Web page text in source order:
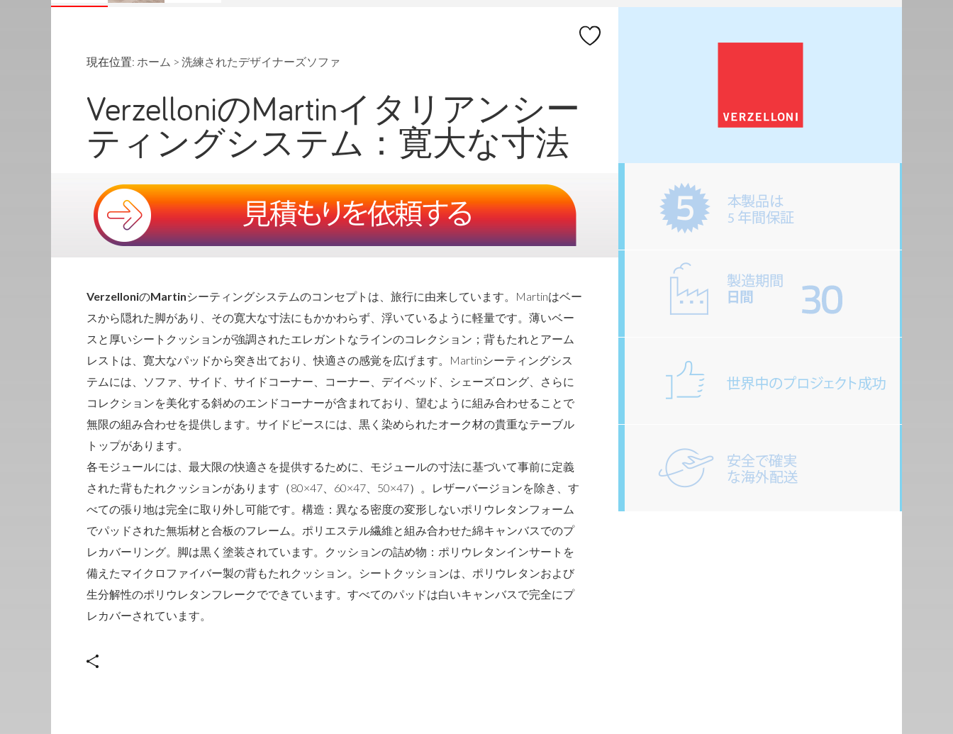
現在位置: ホーム > 洗練されたデザイナーズソファ
VerzelloniのMartinイタリアンシー
ティングシステム：寛大な寸法
VerzelloniのMartinシーティングシステムのコンセプトは、旅行に由来しています。Martinはベー
スから隠れた脚があり、その寛大な寸法にもかかわらず、浮いているように軽量です。薄いベー
スと厚いシートクッションが強調されたエレガントなラインのコレクション；背もたれとアーム
レストは、寛大なパッドから突き出ており、快適さの感覚を広げます。Martinシーティングシス
テムには、ソファ、サイド、サイドコーナー、コーナー、デイベッド、シェーズロング、さらに
コレクションを美化する斜めのエンドコーナーが含まれており、望むように組み合わせることで
無限の組み合わせを提供します。サイドピースには、黒く染められたオーク材の貴重なテーブル
トップがあります。
各モジュールには、最大限の快適さを提供するために、モジュールの寸法に基づいて事前に定義
された背もたれクッションがあります（80×47、60×47、50×47）。レザーバージョンを除き、す
べての張り地は完全に取り外し可能です。構造：異なる密度の変形しないポリウレタンフォーム
でパッドされた無垢材と合板のフレーム。ポリエステル繊維と組み合わせた綿キャンバスでのプ
レカバーリング。脚は黒く塗装されています。クッションの詰め物：ポリウレタンインサートを
備えたマイクロファイバー製の背もたれクッション。シートクッションは、ポリウレタンおよび
生分解性のポリウレタンフレークでできています。すべてのパッドは白いキャンバスで完全にプ
レカバーされています。